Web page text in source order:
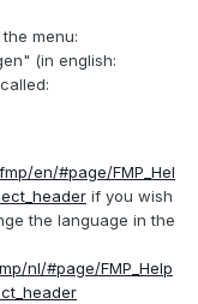
menu:
(in english:
en/#page/FMP_Hel
if you wish
the language in the
nl/#page/FMP_Help